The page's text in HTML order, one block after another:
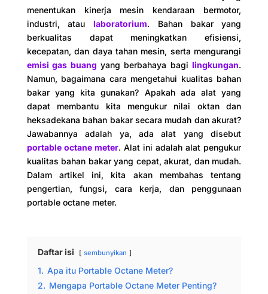
menentukan kinerja mesin kendaraan bermotor,
industri, ataulaboratorium. Bahan bakar yang
berkualitas dapat meningkatkan efisiensi,
kecepatan, dan daya tahan mesin, serta mengurangi
emisi gas buang yang berbahaya bagilingkungan.
Namun, bagaimana cara mengetahui kualitas bahan
bakar yang kita gunakan? Apakah ada alat yang
dapat membantu kita mengukur nilai oktan dan
heksadekana bahan bakar secara mudah dan akurat?
Jawabannya adalah ya, ada alat yang disebut
portable octane meter. Alat ini adalah alat pengukur
kualitas bahan bakar yang cepat, akurat, dan mudah.
Dalam artikel ini, kita akan membahas tentang
pengertian, fungsi, cara kerja, dan penggunaan
portable octane meter.
Daftar isi sembunyikan
1. Apa itu Portable Octane Meter?
2. Mengapa Portable Octane Meter Penting?